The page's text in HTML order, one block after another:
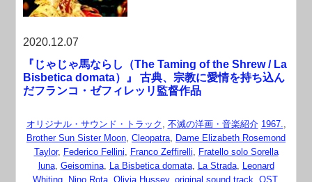
2020.12.07
『じゃじゃ馬ならし（The Taming of the Shrew / La
Bisbetica domata）』 古典、宗教に愛情を持ち込ん
だフランコ・ゼフィレッリ監督作品
オリジナル・サウンド・トラック , 不滅の洋画・音楽紹介 1967.,
Brother Sun Sister Moon, Cleopatra, Dame Elizabeth Rosemond
Taylor, Federico Fellini, Franco Zeffirelli, Fratello solo Sorella
luna, Geisomina, La Bisbetica domata, La Strada, Leonard
Whiting, Nino Rota, Olivia Hussey, original sound track, OST,